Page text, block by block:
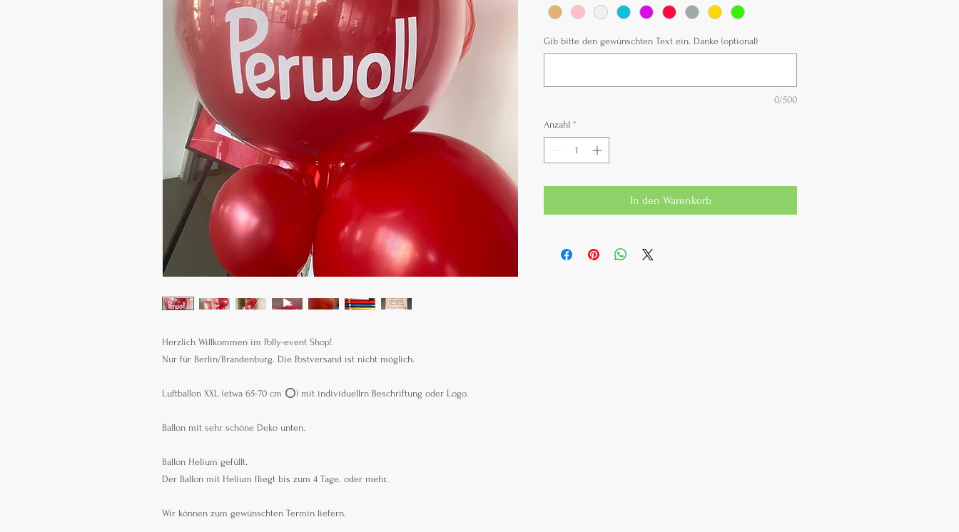
Herzlich Willkommen im Polly-event Shop!
Nur für Berlin/Brandenburg. Die Postversand ist nicht möglich.
Luftballon XXL (etwa 65-70 cm ⭕️) mit individuellrn Beschriftung oder Logo.
Ballon mit sehr schöne Deko unten.
Ballon Helium gefüllt.
Der Ballon mit Helium fliegt bis zum 4 Tage. oder mehr.
Wir können zum gewünschten Termin liefern.
Gib bitte den gewünschten Text ein. Danke (optional)
0/500
Anzahl *
In den Warenkorb